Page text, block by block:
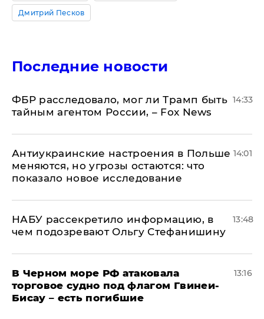
Дмитрий Песков
Последние новости
ФБР расследовало, мог ли Трамп быть
тайным агентом России, – Fox News
14:33
Антиукраинские настроения в Польше
меняются, но угрозы остаются: что
показало новое исследование
14:01
НАБУ рассекретило информацию, в
чем подозревают Ольгу Стефанишину
13:48
В Черном море РФ атаковала
торговое судно под флагом Гвинеи-
Бисау – есть погибшие
13:16